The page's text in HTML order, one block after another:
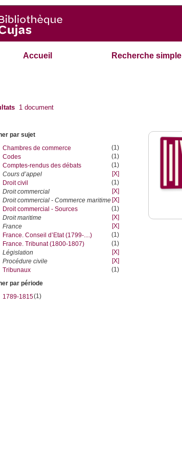
Accueil Recherche simple
1 document
par sujet
Chambres de commerce
(1)
Codes
(1)
Comptes-rendus des débats
(1)
Cours d’appel
[X]
Droit civil
(1)
Droit commercial
[X]
Droit commercial - Commerce maritime [X]
Droit commercial - Sources
(1)
Droit maritime
[X]
France
[X]
France. Conseil d’Etat (1799-....)
(1)
France. Tribunat (1800-1807)
(1)
Législation
[X]
Procédure civile
[X]
Tribunaux
(1)
par période
1789-1815(1)